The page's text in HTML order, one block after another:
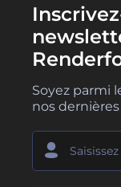
Soyez parmi
nos